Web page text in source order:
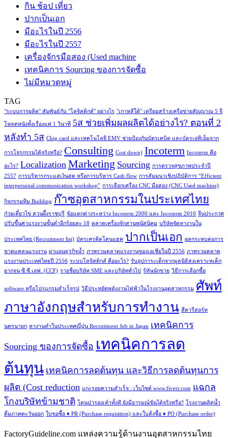
กิน ช้อป เที่ยว
ปากเป็นเอก
มีอะไรในปี 2556
มีอะไรในปี 2557
เครื่องจักรมือสอง (Used machine
เทคนิคการ Sourcing ของการจัดซื้อ
ไม่มีหมวดหมู่
TAG
"ระบบการผลิต" สัมพันธ์กับ "โลจิสติกส์" อย่างไร "เกาหลีใต้" เตรียมสร้างเครือข่ายสัญญาณ 5 จี
โหลดหนังทั้งเรื่องแค่ 1 วินาที 5ส ช่วยเพิ่มผลผลิตได้อย่างไร? ตอนที่ 2
หลังทำ 5ส Chip card และเทคโนโลยี EMV ช่วยป้องกันบัตรเดบิต และบัตรเอทีเอ็มจาก
การโจรกรรมได้จริงหรือ? Consulting Cost down) Incoterm Incoterm คือ
อะไร? Localization Marketing Sourcing การตรวจสุขภาพประจำปี
2557 การบริหารกระแสเงินสด หรือการบริหาร Cash flow การสัมมนาเชิงปฏิบัติการ “Efficient
interpersonal communication workshop” การเลือกเครื่อง CNC มือสอง (CNC Used machine)
กิจกรรมทีม Building ก๊าซอุตสาหกรรมในประเทศไทย
ก๋วยเตี๋ยวไข่ สวนผึ้งราชบุรี ข้อแตกต่างระหว่าง Incoterm 2000 และ Incoterm 2010 จีนประกาศ
ปรับขึ้นค่าแรงงานขั้นต่ำอีกร้อยละ 18 ตลาดเครื่องจักสานพนัสนิคม บริษัทจัดหางานใน
ประเทศไทย (Recruitment list) บัตรเครดิตโดนแฮค ปากเป็นเอก ผลกระทบต่อการ
ขาดแคลนแรงงาน ผ่าแผนธุรกิจน้ำ ภาพรวมตลาดแรงงานของเอเชียในปี 2556 ภาพรวมตลาด
แรงงานประเทศไทยปี 2556 ระบบโลจิสติกส์ คืออะไร? รับอุปการะเด็กจากมูลนิธิสงเคราะหเด็ก
ยากจน ซี.ซี.เอฟ. (CCF) รายชื่อบริษัท SME และบริษัททั่วไป รู้ทันนักขาย วิธีการเลือกซื้อ
software หรือโปรแกรมสำเร็จรูป วิธีประหยัดพลังงานไฟฟ้าในโรงงานอุตสาหกรรม ศัพท์
ภาษาอังกฤษสำหรับการทำงาน สีดารีสอร์ท
นครนายก หางานทำในประเทศญี่ปุ่น Recruitment Job in Japan เทคนิคการ
Sourcing ของการจัดซื้อ เทคนิคการลด
ต้นทุน เทคนิคการลดต้นทุน และวิธีการลดต้นทุนการ
ผลิต (Cost reduction แกะรอยความสำเร็จ : เว็บไซด์ www.fiverr.com แฉกล
โกงบริษัทข้ามชาติ โดนปารองเท้าทั้งที ยังมีอารมณ์ขันได้จริงหรือ? โรงงานผลิตน้ำ
ดื่มภาคตะวันออก ใบขอซื้อ ♦ PR (Purchase requisition) และใบส้่งซื้อ ♦ PO (Purchase order)
FactoryGuideline.com แหล่งความรู้ด้านงานอุตสาหกรรมไทย